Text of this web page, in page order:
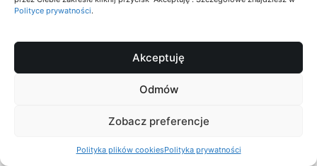
Polityce prywatności.
Akceptuję
Odmów
Zobacz preferencje
Polityka plików cookiesPolityka prywatności
19/05/2026
Remonty i renowacje